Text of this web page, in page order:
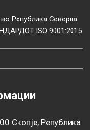
Република Северна
ISO 9001:2015
Скопје, Република